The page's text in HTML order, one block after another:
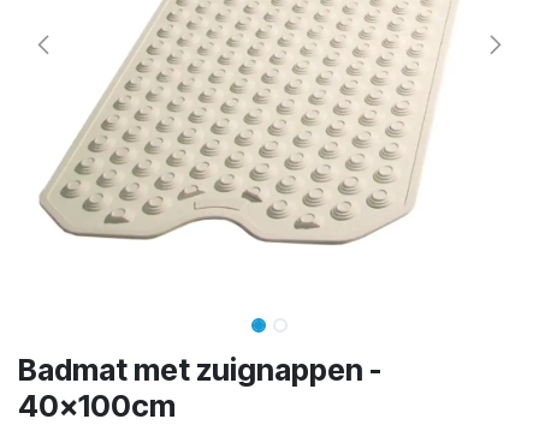
Badmat met zuignappen -
40x100cm